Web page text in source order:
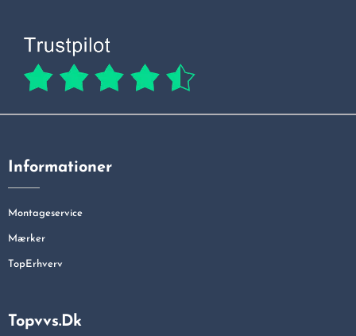
Informationer
Montageservice
Mærker
TopErhverv
Topvvs.dk